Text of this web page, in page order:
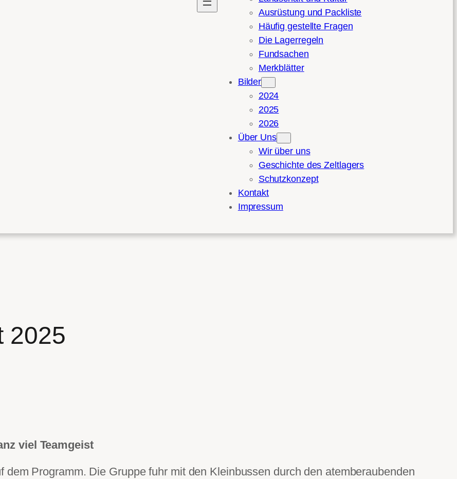
Ausrüstung und Packliste
Häufig gestellte Fragen
Die Lagerregeln
Fundsachen
Merkblätter
Bilder
2024
2025
2026
Über Uns
Wir über uns
Geschichte des Zeltlagers
Schutzkonzept
Kontakt
Impressum
2025
viel Teamgeist
dem Programm. Die Gruppe fuhr mit den Kleinbussen durch den atemberaubenden